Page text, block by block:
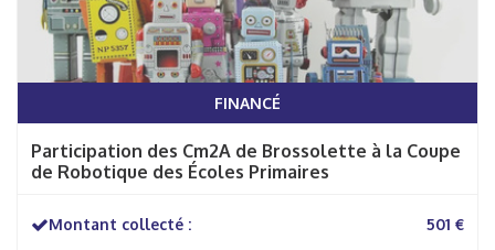
FINANCÉ
Participation des Cm2A de Brossolette à la Coupe
de Robotique des Écoles Primaires
Montant collecté : 501 €